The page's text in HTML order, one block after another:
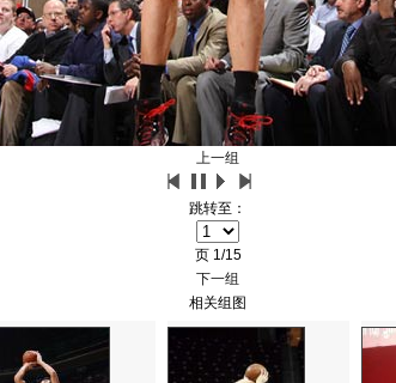
上一组
跳转至：
页 1/15
下一组
相关组图